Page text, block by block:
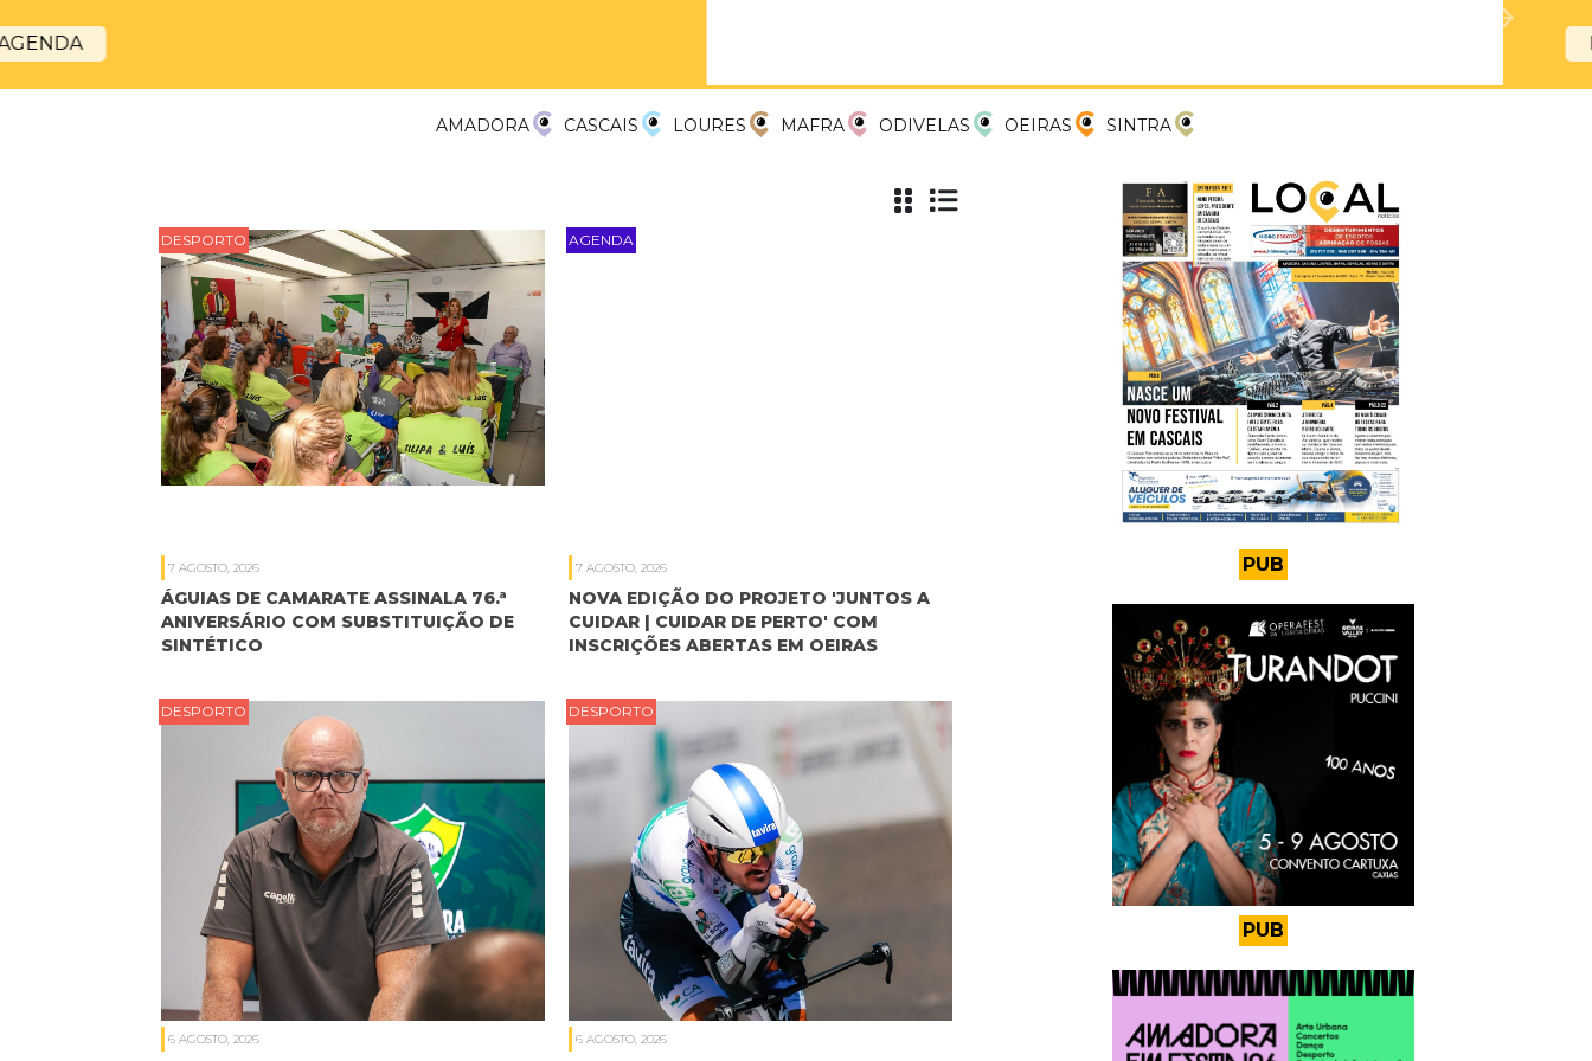
PREVIOUSNEXT
AMADORA CASCAIS LOURES MAFRA ODIVELAS OEIRAS SINTRA
DESPORTO
7 AGOSTO, 2026
ÁGUIAS DE CAMARATE ASSINALA 76.ª
ANIVERSÁRIO COM SUBSTITUIÇÃO DE
SINTÉTICO
AGENDA
7 AGOSTO, 2026
NOVA EDIÇÃO DO PROJETO 'JUNTOS A
CUIDAR | CUIDAR DE PERTO' COM
INSCRIÇÕES ABERTAS EM OEIRAS
DESPORTO
6 AGOSTO, 2026
DESPORTO
6 AGOSTO, 2026
PUB
PUB